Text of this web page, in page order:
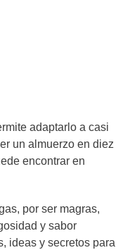
adaptarlo a casi
un almuerzo en diez
encontrar en
por ser magras,
y sabor
ideas y secretos para